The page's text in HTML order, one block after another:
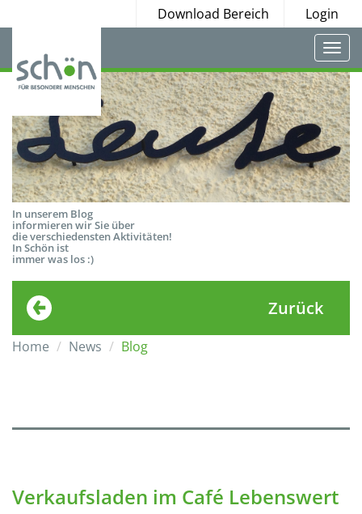
Download Bereich Login
In unserem Blog
informieren wir Sie über
die verschiedensten Aktivitäten!
In Schön ist
immer was los :)
Zurück
Home News Blog
Verkaufsladen im Café Lebenswert